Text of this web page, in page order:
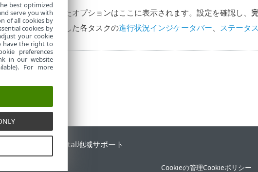
すべての構成されたオプションはここに表示されます。設定を確認し、
タスクには、作成した各タスクの進行状況インジケータバー、 ステータ
ESET Status Portal地域サポート
Cookieの管理Cookieポリシー
best optimized
serve you with
of all cookies by
cookies by
your cookie
have the right to
preferences
in our website
For more